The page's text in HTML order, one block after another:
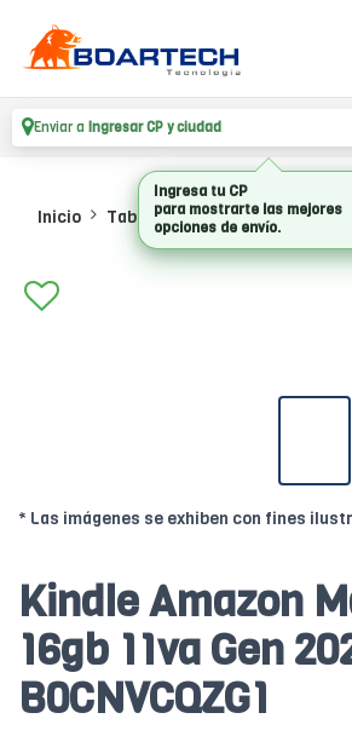
Enviar a Ingresar CP y ciudad
Inicio Tablet Ebook
* Las imágenes se exhiben con fines
Kindle Amazon
16gb 11va Gen
B0CNVCQZG1
Ingresa tu CP
para mostrarte las mejores
opciones de envío.